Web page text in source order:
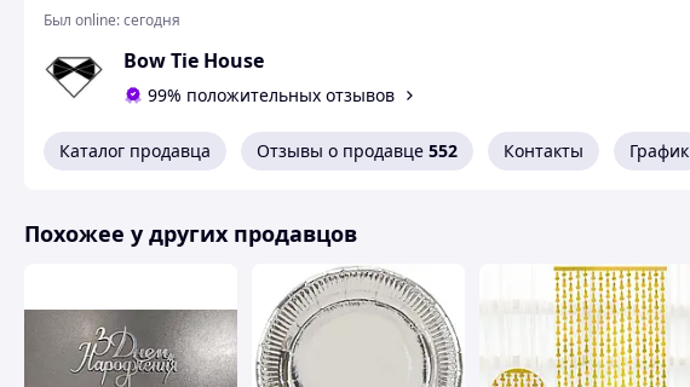
Был online:сегодня
Bow Tie House
99% положительных отзывов
Каталог продавца Отзывы о продавце 552 Контакты График
Похожее у других продавцов